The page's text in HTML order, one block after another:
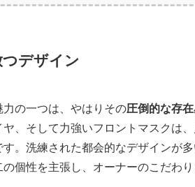
デザイン
の一つは、やはりその圧倒的な存
、そして力強いフロントマスクは
す。洗練された都会的なデザインが
個性を主張し、オーナーのこだわ